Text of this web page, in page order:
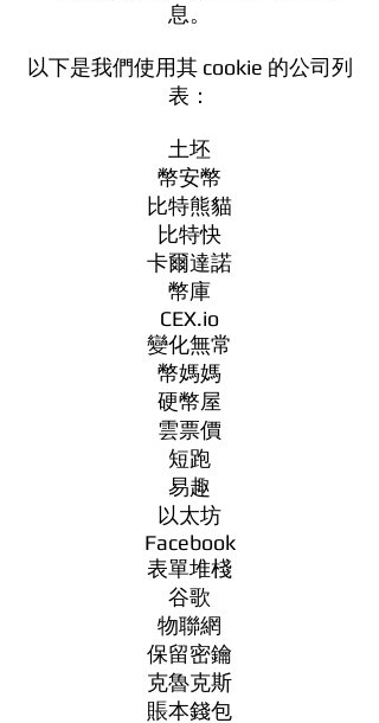
息。
以下是我們使用其 cookie 的公司列
表：
土坯
幣安幣
比特熊貓
比特快
卡爾達諾
幣庫
CEX.io
變化無常
幣媽媽
硬幣屋
雲票價
短跑
易趣
以太坊
Facebook
表單堆棧
谷歌
物聯網
保留密鑰
克魯克斯
賬本錢包